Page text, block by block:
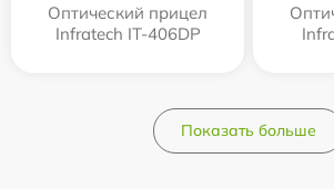
Оптический прицел
Infratech IT-406DP
Показать больше